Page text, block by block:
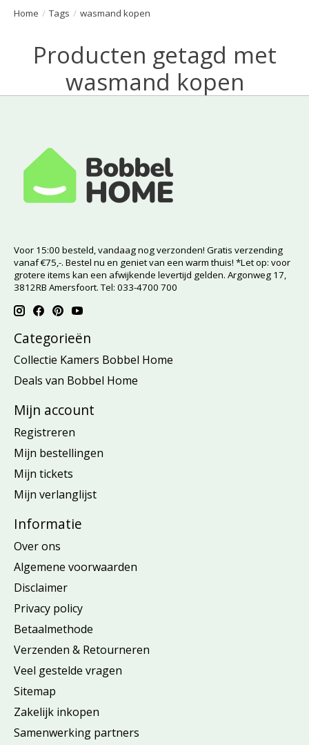
Home / Tags / wasmand kopen
Producten getagd met
wasmand kopen
Voor 15:00 besteld, vandaag nog verzonden! Gratis verzending
vanaf €75,-. Bestel nu en geniet van een warm thuis! *Let op: voor
grotere items kan een afwijkende levertijd gelden. Argonweg 17,
3812RB Amersfoort. Tel: 033-4700 700
Categorieën
Collectie Kamers Bobbel Home
Deals van Bobbel Home
Mijn account
Registreren
Mijn bestellingen
Mijn tickets
Mijn verlanglijst
Informatie
Over ons
Algemene voorwaarden
Disclaimer
Privacy policy
Betaalmethode
Verzenden & Retourneren
Veel gestelde vragen
Sitemap
Zakelijk inkopen
Samenwerking partners